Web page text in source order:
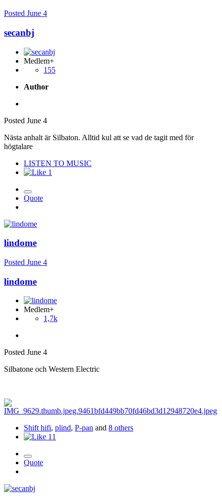
Posted June 4
secanbj
Medlem+
155
Author
Posted June 4
Nästa anhalt är Silbaton. Alltid kul att se vad de tagit med för
högtalare
LISTEN TO MUSIC
1
Quote
lindome
Posted June 4
lindome
Medlem+
1,7k
Posted June 4
Silbatone och Western Electric
Shift hifi, plind, P-pan and 8 others
11
Quote